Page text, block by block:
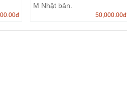
đ
M Nhật bản.
50,000.00đ